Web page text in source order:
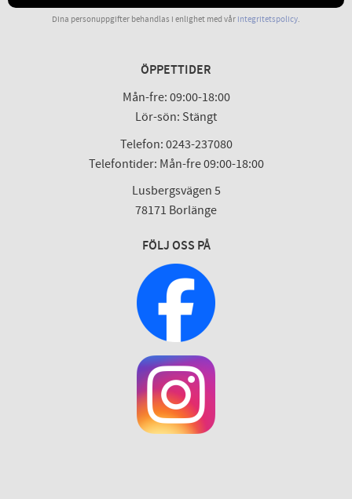
Dina personuppgifter behandlas i enlighet med vår integritetspolicy.
ÖPPETTIDER
Mån-fre: 09:00-18:00
Lör-sön: Stängt
Telefon: 0243-237080
Telefontider: Mån-fre 09:00-18:00
Lusbergsvägen 5
78171 Borlänge
FÖLJ OSS PÅ